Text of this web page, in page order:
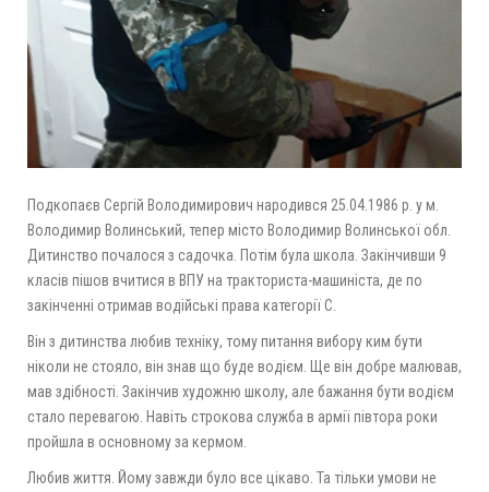
Подкопаєв Сергій Володимирович народився 25.04.1986 р. у м.
Володимир Волинський, тепер місто Володимир Волинської обл.
Дитинство почалося з садочка. Потім була школа. Закінчивши 9
класів пішов вчитися в ВПУ на тракториста-машиніста, де по
закінченні отримав водійські права категорії С.
Він з дитинства любив техніку, тому питання вибору ким бути
ніколи не стояло, він знав що буде водієм. Ще він добре малював,
мав здібності. Закінчив художню школу, але бажання бути водієм
стало перевагою. Навіть строкова служба в армії півтора роки
пройшла в основному за кермом.
Любив життя. Йому завжди було все цікаво. Та тільки умови не